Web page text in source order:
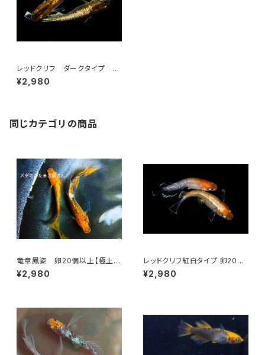
レッドクリフ ダークタイプ 卵
30個以上
¥2,980
同じカテゴリの商品
竜章鳳姿 卵20個以上【極上種
親使用】
¥2,980
レッドクリフ紅白タイプ 卵20個
以上＋α【極上種親使用】
¥2,980